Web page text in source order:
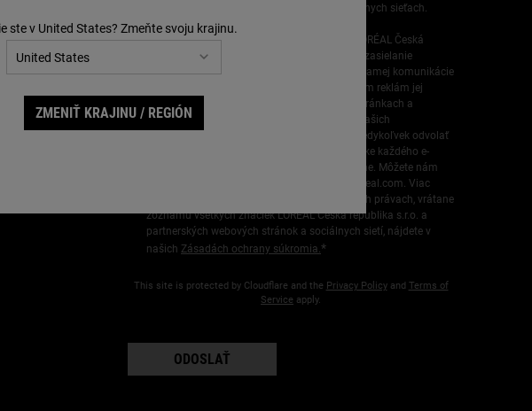
na partnerských webových stránkach a sociálnych sieťach.
Údaje, ktoré poskytnete, použije spoločnosť L’ORÉAL Česká
republika s.r.o. na obohatenie vášho profilu a zasielanie
personalizovaných ponúk prostredníctvom priamej komunikácie
od svojej značky Kiehl's, ako aj prostredníctvom reklám jej
rôznych značiek na partnerských webových stránkach a
sociálnych sieťach a na meranie výkonnosti našich
marketingových aktivít. Svoj súhlas môžete kedykoľvek odvolať
prostredníctvom odkazu, ktorý nájdete v pätičke každého e-
mailu alebo v SMS správe, ktoré vám zasielame. Môžete nám
CESLOR.DPO@loreal.com. Viac
informácií o spracovaní vašich údajov a vašich právach, vrátane
zoznamu všetkých značiek L’ORÉAL Česká republika s.r.o. a
partnerských webových stránok a sociálnych sietí, nájdete v
našich Zásadách ochrany súkromia.*
This site is protected by Cloudflare and the Privacy Policyand Terms of
Service apply.
ODOSLAŤ
ste v United States? Zmeňte svoju krajinu.
ZMENIŤ KRAJINU / REGIÓN